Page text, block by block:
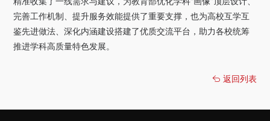
完善工作机制、提升服务效能提供了重要支撑，也为高校互学互
鉴先进做法、深化内涵建设搭建了优质交流平台，助力各校统筹
推进学科高质量特色发展。
返回列表